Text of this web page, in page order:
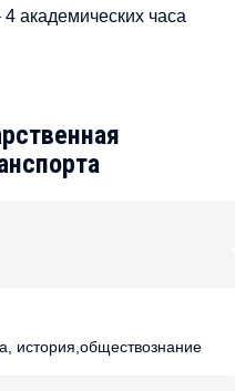
академических часа
история,обществознание